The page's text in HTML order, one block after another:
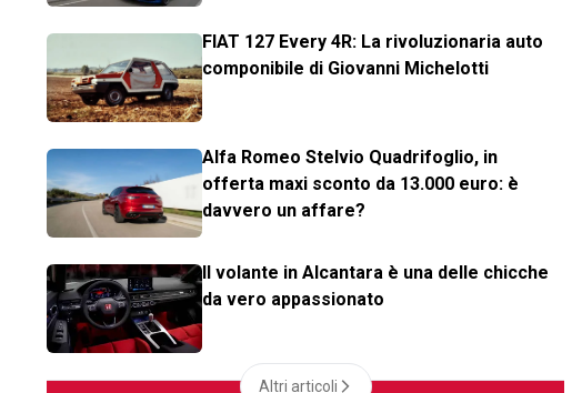
FIAT 127 Every 4R: La rivoluzionaria auto
componibile di Giovanni Michelotti
Alfa Romeo Stelvio Quadrifoglio, in
offerta maxi sconto da 13.000 euro: è
davvero un affare?
Il volante in Alcantara è una delle chicche
da vero appassionato
Altri articoli